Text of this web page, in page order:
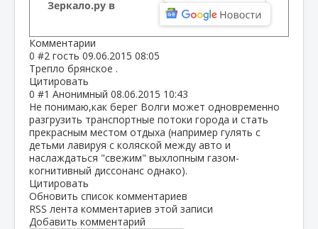
Зеркало.ру в
Комментарии
0 #2 гость 09.06.2015 08:05
Трепло брянское .
Цитировать
0 #1 Анонимный 08.06.2015 10:43
Не понимаю,как берег Волги может одновременно
разгрузить транспортные потоки города и стать
прекрасным местом отдыха (например гулять с
детьми лавируя с коляской между авто и
наслаждаться "свежим" выхлопным газом-
когнитивный диссонанс однако).
Цитировать
Обновить список комментариев
RSS лента комментариев этой записи
Добавить комментарий